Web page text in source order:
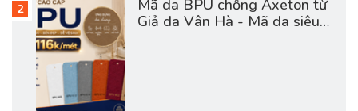
Mã da BPU chống Axeton từ
Giả da Vân Hà - Mã da siêu